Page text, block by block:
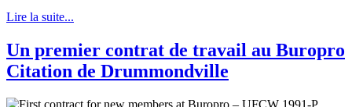
Lire la suite...
Un premier contrat de travail au Buropro
Citation de Drummondville